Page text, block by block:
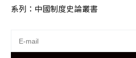
系列：中國制度史論叢書